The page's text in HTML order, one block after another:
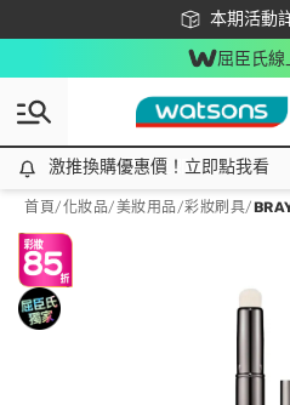
本期活動
下載app最
屈臣氏線
激推換購優惠價！立即點我看
激推換購優惠價！立即點我看
首頁/化妝品/美妝用品/彩妝刷具/